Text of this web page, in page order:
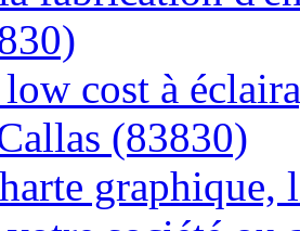
cost à
(83830)
graphique,